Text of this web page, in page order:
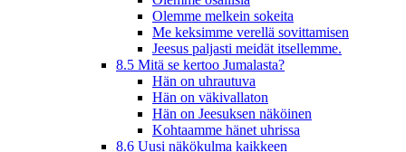
Olemme melkein sokeita
Me keksimme verellä sovittamisen
Jeesus paljasti meidät itsellemme.
8.5 Mitä se kertoo Jumalasta?
Hän on uhrautuva
Hän on väkivallaton
Hän on Jeesuksen näköinen
Kohtaamme hänet uhrissa
8.6 Uusi näkökulma kaikkeen